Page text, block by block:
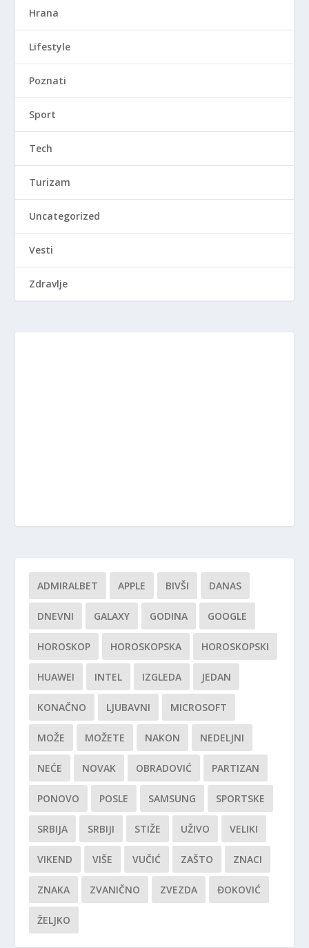
Hrana
Lifestyle
Poznati
Sport
Tech
Turizam
Uncategorized
Vesti
Zdravlje
ADMIRALBET APPLE BIVŠI DANAS
DNEVNI GALAXY GODINA GOOGLE
HOROSKOP HOROSKOPSKA HOROSKOPSKI
HUAWEI INTEL IZGLEDA JEDAN
KONAČNO LJUBAVNI MICROSOFT
MOŽE MOŽETE NAKON NEDELJNI
NEĆE NOVAK OBRADOVIĆ PARTIZAN
PONOVO POSLE SAMSUNG SPORTSKE
SRBIJA SRBIJI STIŽE UŽIVO VELIKI
VIKEND VIŠE VUČIĆ ZAŠTO ZNACI
ZNAKA ZVANIČNO ZVEZDA ĐOKOVIĆ
ŽELJKO